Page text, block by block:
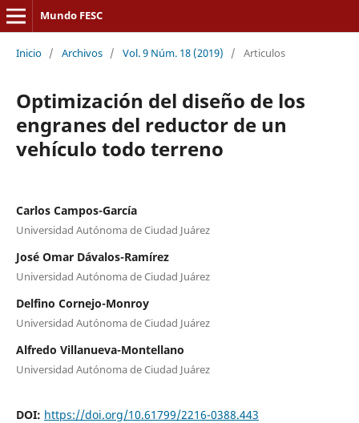
Mundo FESC
Inicio / Archivos / Vol. 9 Núm. 18 (2019) / Articulos
Optimización del diseño de los
engranes del reductor de un
vehículo todo terreno
Carlos Campos-García
Universidad Autónoma de Ciudad Juárez
José Omar Dávalos-Ramírez
Universidad Autónoma de Ciudad Juárez
Delfino Cornejo-Monroy
Universidad Autónoma de Ciudad Juárez
Alfredo Villanueva-Montellano
Universidad Autónoma de Ciudad Juárez
DOI: https://doi.org/10.61799/2216-0388.443